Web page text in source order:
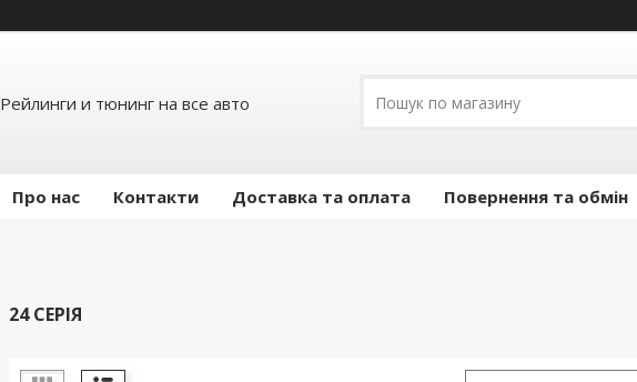
Рейлинги и тюнинг на все авто
Про нас Контакти Доставка та оплата Повернення та обмін
24 СЕРІЯ